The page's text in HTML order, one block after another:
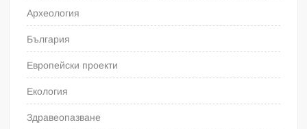
Археология
България
Европейски проекти
Екология
Здравеопазване